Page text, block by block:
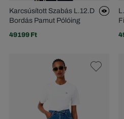
Karcsúsított Szabás L.12.D
Bordás Pamut Pólóing
49199 Ft